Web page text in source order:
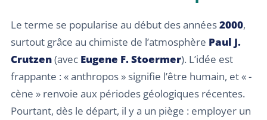
Le terme se popularise au début des années2000,
surtout grâce au chimiste de l’atmosphère Paul J.
Crutzen(avec Eugene F. Stoermer). L’idée est
frappante : « anthropos » signifie l’être humain, et « -
cène » renvoie aux périodes géologiques récentes.
Pourtant, dès le départ, il y a un piège : employer un